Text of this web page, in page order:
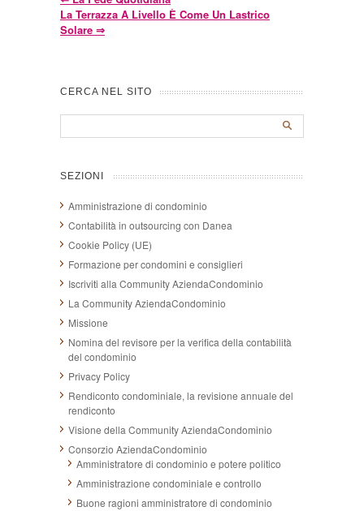
La Terrazza A Livello È Come Un Lastrico
Solare ⇒
CERCA NEL SITO
SEZIONI
Amministrazione di condominio
Contabilità in outsourcing con Danea
Cookie Policy (UE)
Formazione per condomini e consiglieri
Iscriviti alla Community AziendaCondominio
La Community AziendaCondominio
Missione
Nomina del revisore per la verifica della contabilità
del condominio
Privacy Policy
Rendiconto condominiale, la revisione annuale del
rendiconto
Visione della Community AziendaCondominio
Consorzio AziendaCondominio
Amministratore di condominio e potere politico
Amministrazione condominiale e controllo
Buone ragioni amministratore di condominio